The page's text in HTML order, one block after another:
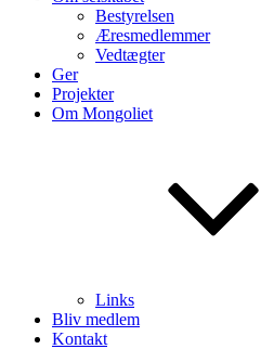
Bestyrelsen
Æresmedlemmer
Vedtægter
Ger
Projekter
Om Mongoliet
Links
Bliv medlem
Kontakt